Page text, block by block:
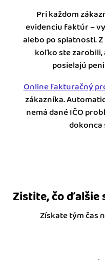
Pri každom
evidenciu faktúr –
alebo po splatnosti.
koľko ste
posielajú
Online fakturačný
zákazníka.
nemá dané IČO
dokonca
Zistite, čo ďalšie
Získate tým čas